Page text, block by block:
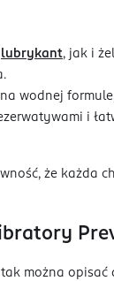
lubrykant, jak i
wodnej
i
że każda
można opisać